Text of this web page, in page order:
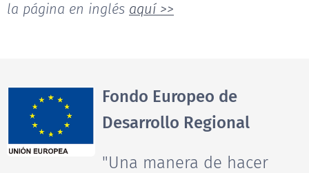
la página en inglés aquí >>
Fondo Europeo de
Desarrollo Regional
"Una manera de hacer